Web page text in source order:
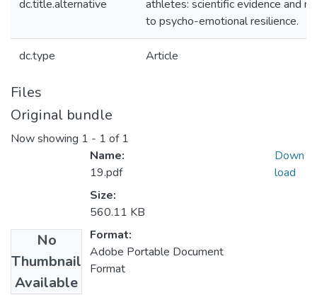
dc.title.alternative
athletes: scientific evidence and
to psycho-emotional resilience.
dc.type Article
Files
Original bundle
Now showing 1 - 1 of 1
No
Thumbnail
Available
Name:
19.pdf
Size:
560.11 KB
Format:
Adobe Portable Document
Format
Down
load